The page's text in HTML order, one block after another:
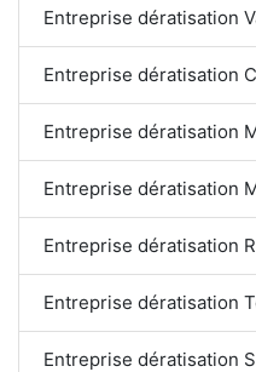
Entreprise dératisation
Entreprise dératisation
Entreprise dératisation
Entreprise dératisation
Entreprise dératisation
Entreprise dératisation
Entreprise dératisation